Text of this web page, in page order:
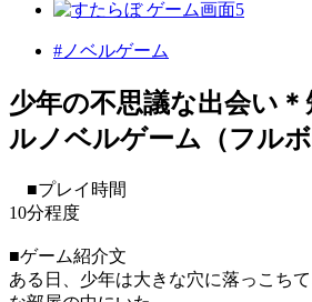
#ノベルゲーム
少年の不思議な出会い
ルノベルゲーム（フルボ
■プレイ時間
10分程度
■ゲーム紹介文
ある日、少年は大きな穴に落っこち